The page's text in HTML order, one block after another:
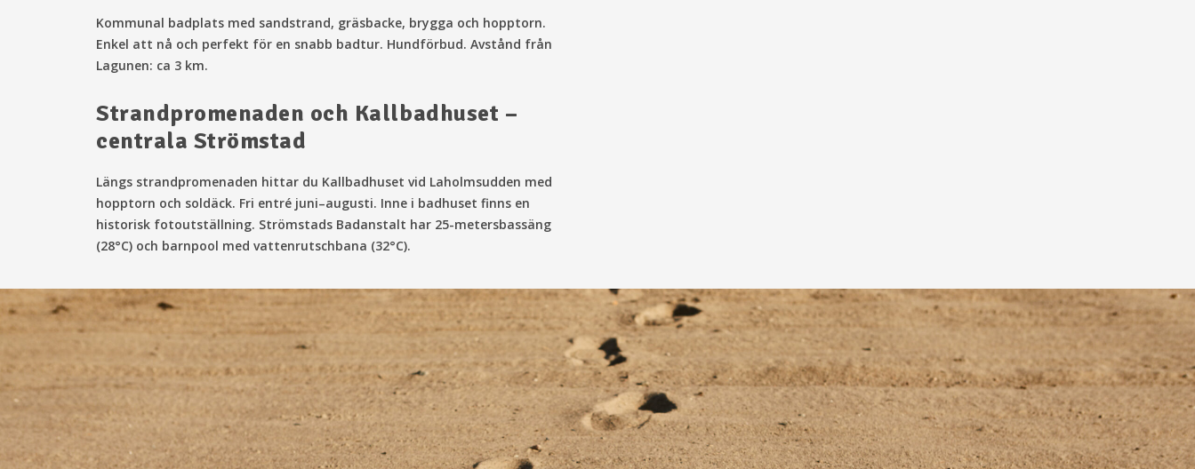
Kommunal badplats med sandstrand, gräsbacke, brygga och hopptorn.
Enkel att nå och perfekt för en snabb badtur. Hundförbud. Avstånd från
Lagunen: ca 3 km.
Strandpromenaden och Kallbadhuset –
centrala Strömstad
Längs strandpromenaden hittar du Kallbadhuset vid Laholmsudden med
hopptorn och soldäck. Fri entré juni–augusti. Inne i badhuset finns en
historisk fotoutställning. Strömstads Badanstalt har 25-metersbassäng
(28°C) och barnpool med vattenrutschbana (32°C).